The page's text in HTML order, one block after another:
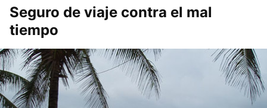
Seguro de viaje contra el mal
tiempo